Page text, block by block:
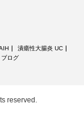
潰瘍性大腸炎 UC
ブログ
reserved.